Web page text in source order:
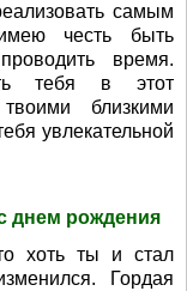
самым
честь быть
время.
тебя в этот
близкими
увлекательной
днем рождения
хоть ты и стал
Гордая